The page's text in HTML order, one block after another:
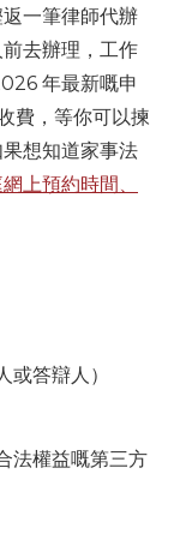
一筆律師代辦
去辦理，工作
年最新嘅申
費，等你可以揀
想知道家事法
上預約時間、
答辯人）
法權益嘅第三方